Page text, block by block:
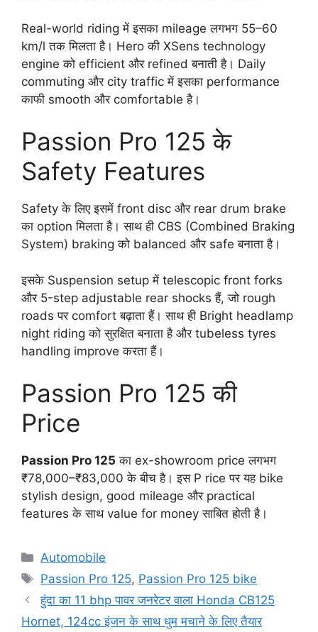
Real-world riding में इसका mileage लगभग 55–60
km/l तक मिलता है। Hero की XSens technology
engine को efficient और refined बनाती है। Daily
commuting और city traffic में इसका performance
काफी smooth और comfortable है।
Passion Pro 125 के
Safety Features
Safety के लिए इसमें front disc और rear drum brake
का option मिलता है। साथ ही CBS (Combined Braking
System) braking को balanced और safe बनाता है।
इसके Suspension setup में telescopic front forks
और 5-step adjustable rear shocks हैं, जो rough
roads पर comfort बढ़ाता हैं। साथ ही Bright headlamp
night riding को सुरक्षित बनाता है और tubeless tyres
handling improve करता हैं।
Passion Pro 125 की
Price
Passion Pro 125 का ex-showroom price लगभग
₹78,000–₹83,000 के बीच है। इस P rice पर यह bike
stylish design, good mileage और practical
features के साथ value for money साबित होती है।
Categories
Automobile
Tags
Passion Pro 125, Passion Pro 125 bike
हुंदा का 11 bhp पावर जनरेटर वाला Honda CB125
Hornet, 124cc इंजन के साथ धुम मचाने के लिए तैयार